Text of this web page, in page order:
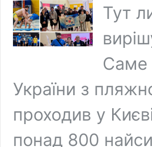
Тут
Саме
України з
проходив у
понад 800